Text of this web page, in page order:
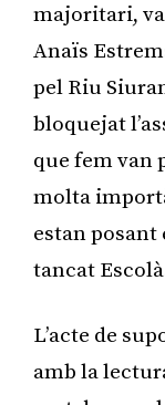
majoritari,
Anaïs
pel Riu
bloquejat
que fem van
molta
estan posant
tancat
L’acte de
amb la